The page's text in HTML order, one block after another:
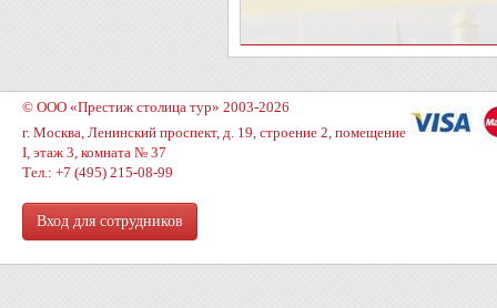
© ООО «Престиж столица тур» 2003-2026
г. Москва, Ленинский проспект, д. 19, строение 2, помещение
I, этаж 3, комната № 37
Тел.: +7 (495) 215-08-99
Вход для сотрудников